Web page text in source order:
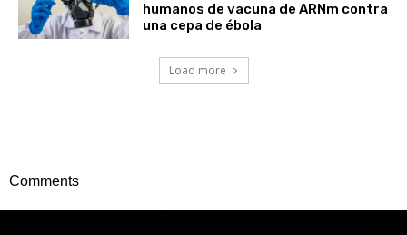
humanos de vacuna de ARNm contra
una cepa de ébola
Load more
Comments